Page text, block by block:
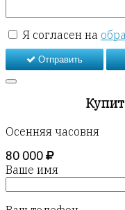
Я согласен на
Отправить
Осенняя часовня
80 000
Ваше имя